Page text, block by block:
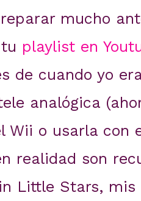
mucho
playlist en
de cuando yo
analógica
o usarla con
realidad son
Little Stars, mis